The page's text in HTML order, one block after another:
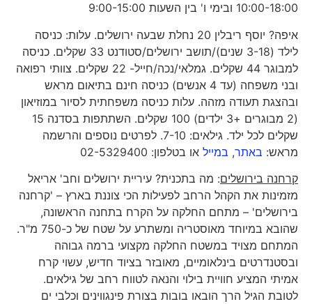
10:00-18:00 ובימי ו' בין השעות 9:00-15:00
איפה? יוסף ריבלין 20 נחלת שבעה ירושלים. עלות: כניסה
לילד (3-18 שנים)/תושב ירושלים/סטודנט 33 שקלים. כניסה
למבוגר 44 שקלים. גמלאי/נכה/חייל- 22 שקלים. צוותי רפואה
ובני משפחה (עד 4 אנשים) כניסה חינם בתיאום מראש
ובהצגת תעודה מזהה. עלות כניסה משפחתית לסיור במוזיאון
(2 מבוגרים +3 ילדים) 100 שקלים. השתתפות בסדנה 15
שקלים לכל ילד. גילאים: 7-10. לפרטים נוספים והרשמה
מראש:באתר,במיילאו בטלפון: 02-5329400
קרחנה בירושלים: מה בתכנית? עיריית ירושלים וחב' אריאל
מזמינות את הקהל הרחב לפעילות הכי צוננת בארץ – 'קרחנה
בירושלים' – מתחם החלקה על הקרח בתחנה הראשונה,
שהובא במיוחד מאוסטריה ומשתרע על שטח של כ-750 מ"ר.
המתחם מצויד במשטח החלקה מקצועי ברמה גבוהה
ובסטנדרטים בינלאומיים, מאובזר בציוד חדיש, עשוי קרח
אמיתי המציע חוויית בילוי והנאה לטווח רחב של גילאים.
לטובת הגיל הרך הובאו בובות בצורת פינגווינים וכלבי ים